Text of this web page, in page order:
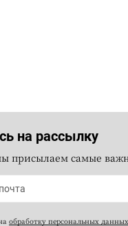
на рассылку
присылаем самые
обработку персональных данных